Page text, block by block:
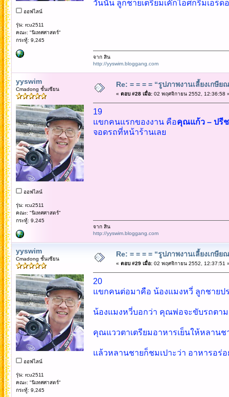
ออฟไลน์
รุ่น: rcu2511
คณะ: "นิเทศศาสตร์"
กระทู้: 9,245
วันนั้น ลูกชายเตรียมเค๊กไอศกรีมเอร็
จาก สิน
http://yyswim.bloggang.com
yyswim
Cmadong ชั้นเซียน
ออฟไลน์
รุ่น: rcu2511
คณะ: "นิเทศศาสตร์"
กระทู้: 9,245
Re: = = = = “รูปภาพงานเลี้ยงเกษี
« ตอบ #28 เมื่อ:02 พฤศจิกายน 2552, 12:36:58
19
แขกคนแรกของงาน คือคุณแก้ว – ปรี
จอดรถที่หน้าร้านเลย
จาก สิน
http://yyswim.bloggang.com
yyswim
Cmadong ชั้นเซียน
ออฟไลน์
รุ่น: rcu2511
คณะ: "นิเทศศาสตร์"
กระทู้: 9,245
Re: = = = = “รูปภาพงานเลี้ยงเกษี
« ตอบ #29 เมื่อ:02 พฤศจิกายน 2552, 12:37:51
20
แขกคนต่อมาคือ น้องแมงหวี่ ลูกชายป
น้องแมงหวี่บอกว่า คุณพ่อจะขับรถตา
คุณแววตาเตรียมอาหารเย็นให้หลาน
แล้วหลานชายก็ชมเปาะว่า อาหารอร่